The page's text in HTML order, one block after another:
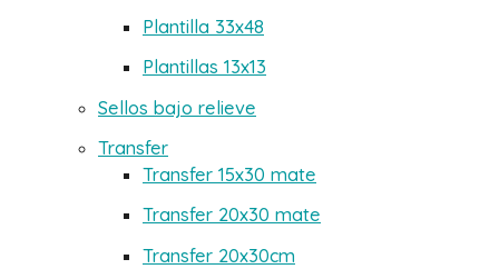
Plantilla 33x48
Plantillas 13x13
Sellos bajo relieve
Transfer
Transfer 15x30 mate
Transfer 20x30 mate
Transfer 20x30cm